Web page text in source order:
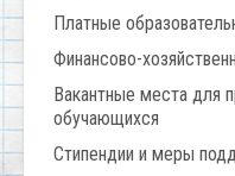
Платные
Финансово-
Вакантные места для
обучающихся
Стипендии и меры